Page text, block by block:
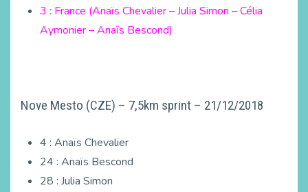
3 : France (Anaïs Chevalier – Julia Simon – Célia
Aymonier – Anaïs Bescond)
Nove Mesto (CZE) – 7,5km sprint – 21/12/2018
4 : Anaïs Chevalier
24 : Anaïs Bescond
28 : Julia Simon